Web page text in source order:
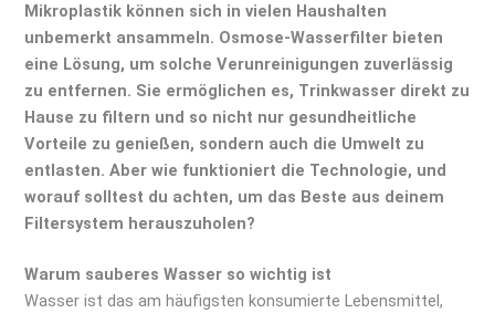
Mikroplastik können sich in vielen Haushalten
unbemerkt ansammeln. Osmose-Wasserfilter bieten
eine Lösung, um solche Verunreinigungen zuverlässig
zu entfernen. Sie ermöglichen es, Trinkwasser direkt zu
Hause zu filtern und so nicht nur gesundheitliche
Vorteile zu genießen, sondern auch die Umwelt zu
entlasten. Aber wie funktioniert die Technologie, und
worauf solltest du achten, um das Beste aus deinem
Filtersystem herauszuholen?
Warum sauberes Wasser so wichtig ist
Wasser ist das am häufigsten konsumierte Lebensmittel,